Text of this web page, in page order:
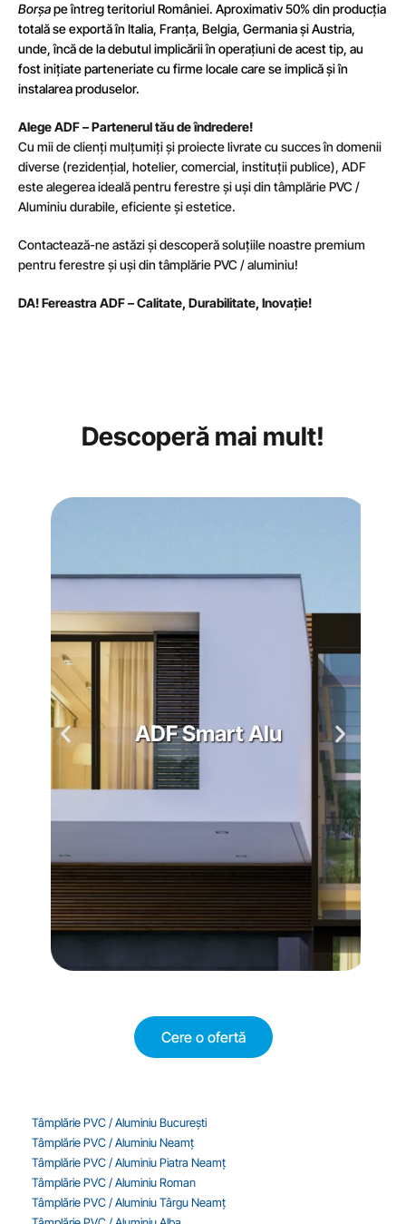
Borșape întreg teritoriul României. Aproximativ 50% din producția
totală se exportă în Italia, Franța, Belgia, Germania și Austria,
unde, încă de la debutul implicării în operațiuni de acest tip, au
fost inițiate parteneriate cu firme locale care se implică și în
instalarea produselor.
Alege ADF – Partenerul tău de îndredere!
Cu mii de clienți mulțumiți și proiecte livrate cu succes în domenii
diverse (rezidențial, hotelier, comercial, instituții publice), ADF
este alegerea ideală pentru ferestre și uși din tâmplărie PVC /
Aluminiu durabile, eficiente și estetice.
Contactează-ne astăzi și descoperă soluțiile noastre premium
pentru ferestre și uși din tâmplărie PVC / aluminiu!
DA! Fereastra ADF – Calitate, Durabilitate, Inovație!
Descoperă mai mult!
ADF Smart Alu
Cere o ofertă
Tâmplărie PVC / Aluminiu București
Tâmplărie PVC / Aluminiu Neamț
Tâmplărie PVC / Aluminiu Piatra Neamț
Tâmplărie PVC / Aluminiu Roman
Tâmplărie PVC / Aluminiu Târgu Neamț